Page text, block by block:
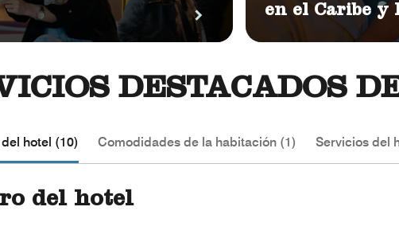
en el Caribe y
DESTACADOS
hotel (10) Comodidades de la habitación (1) Servicios del
del hotel